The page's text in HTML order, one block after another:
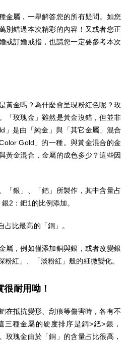
金屬，一舉解答您的所有疑問。如您
別錯過本次精彩的內容！又或者您正
或訂婚戒指，也請您一定要參考本次
黃金嗎？為什麼會呈現粉紅色呢？玫
「玫瑰金」雖然是黃金沒錯，但並非
」是由「純金」與「其它金屬」混合
Gold」的一種。與黃金混合的金
黃金混合，金屬的成色多少？這些因
「銀」、「鈀」所製作，其中含量占
2：鈀1的比例添加。
比最高的「銅」。
屬，例如僅添加銅與銀，或者改變銀
紅」、「淡粉紅」般的細微變化。
耐用呦！
在抵抗變形、刮痕等傷害時，各有不
三種金屬的硬度排序是銅>鈀>銀，
玫瑰金由於「銅」的含量占比很高，